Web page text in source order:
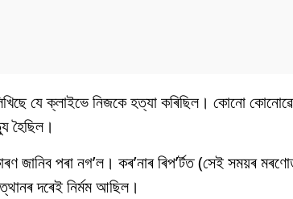
যে ক্লাইভে নিজকে হত্যা কৰিছিল। কোনো
হৈছিল।
জানিব পৰা নগ’ল। কৰ’নাৰ ৰিপ’ৰ্টত (সেই সময়ৰ
দৰেই নিৰ্মম আছিল।